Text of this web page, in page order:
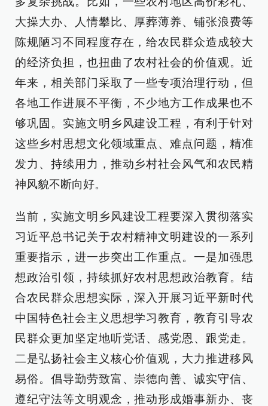
大操大办、人情攀比、厚葬薄养、铺张浪费等
陈规陋习不同程度存在，给农民群众造成较大
的经济负担，也扭曲了农村社会的价值观。近
年来，相关部门采取了一些专项治理行动，但
各地工作进展不平衡，不少地方工作成果也不
够巩固。实施文明乡风建设工程，有利于针对
这些乡村思想文化领域重点、难点问题，精准
发力、持续用力，推动乡村社会风气和农民精
神风貌不断向好。
当前，实施文明乡风建设工程要深入贯彻落实
习近平总书记关于农村精神文明建设的一系列
重要指示，进一步突出工作重点。一是加强思
想政治引领，持续抓好农村思想政治教育。结
合农民群众思想实际，深入开展习近平新时代
中国特色社会主义思想学习教育，教育引导农
民群众更加坚定地听党话、感党恩、跟党走。
二是弘扬社会主义核心价值观，大力推进移风
易俗。倡导勤劳致富、崇德向善、诚实守信、
遵纪守法等文明观念，推动形成婚事新办、丧